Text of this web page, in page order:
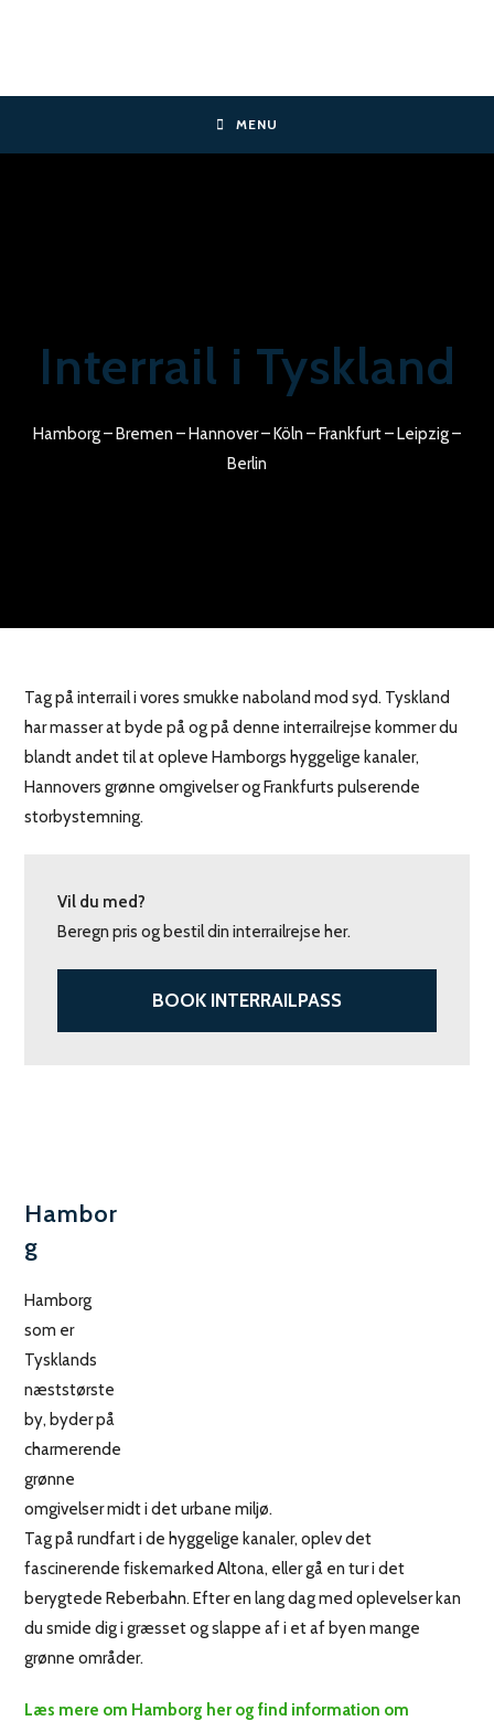
MENU
Interrail i Tyskland
Hamborg – Bremen – Hannover – Köln – Frankfurt – Leipzig –
Berlin
Tag på interrail i vores smukke naboland mod syd. Tyskland
har masser at byde på og på denne interrailrejse kommer du
blandt andet til at opleve Hamborgs hyggelige kanaler,
Hannovers grønne omgivelser og Frankfurts pulserende
storbystemning.
Vil du med?
Beregn pris og bestil din interrailrejse her.
BOOK INTERRAILPASS
Hambor
g
Hamborg
som er
Tysklands
næststørste
by, byder på
charmerende
grønne
omgivelser midt i det urbane miljø.
Tag på rundfart i de hyggelige kanaler, oplev det
fascinerende fiskemarked Altona, eller gå en tur i det
berygtede Reberbahn. Efter en lang dag med oplevelser kan
du smide dig i græsset og slappe af i et af byen mange
grønne områder.
Læs mere om Hamborg her og find information om